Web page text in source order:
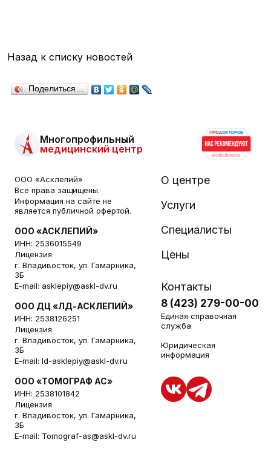
Назад к списку новостей
Поделиться…
Многопрофильный
медицинский центр
ООО «Асклепий»
Все права защищены.
Информация на сайте не
является публичной офертой.
ООО «АСКЛЕПИЙ»
ИНН: 2536015549
Лицензия
г. Владивосток, ул. Гамарника,
3Б
E-mail: asklepiy@askl-dv.ru
ООО ДЦ «ЛД-АСКЛЕПИЙ»
ИНН: 2538126251
Лицензия
г. Владивосток, ул. Гамарника,
3Б
E-mail: ld-asklepiy@askl-dv.ru
ООО «ТОМОГРАФ АС»
ИНН: 2538101842
Лицензия
г. Владивосток, ул. Гамарника,
3Б
E-mail: Tomograf-as@askl-dv.ru
О центре
Услуги
Специалисты
Цены
Контакты
8 (423) 279-00-00
Единая справочная
служба
Юридическая
информация